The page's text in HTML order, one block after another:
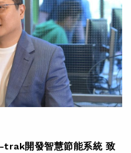
trak開發智慧節能系統 致